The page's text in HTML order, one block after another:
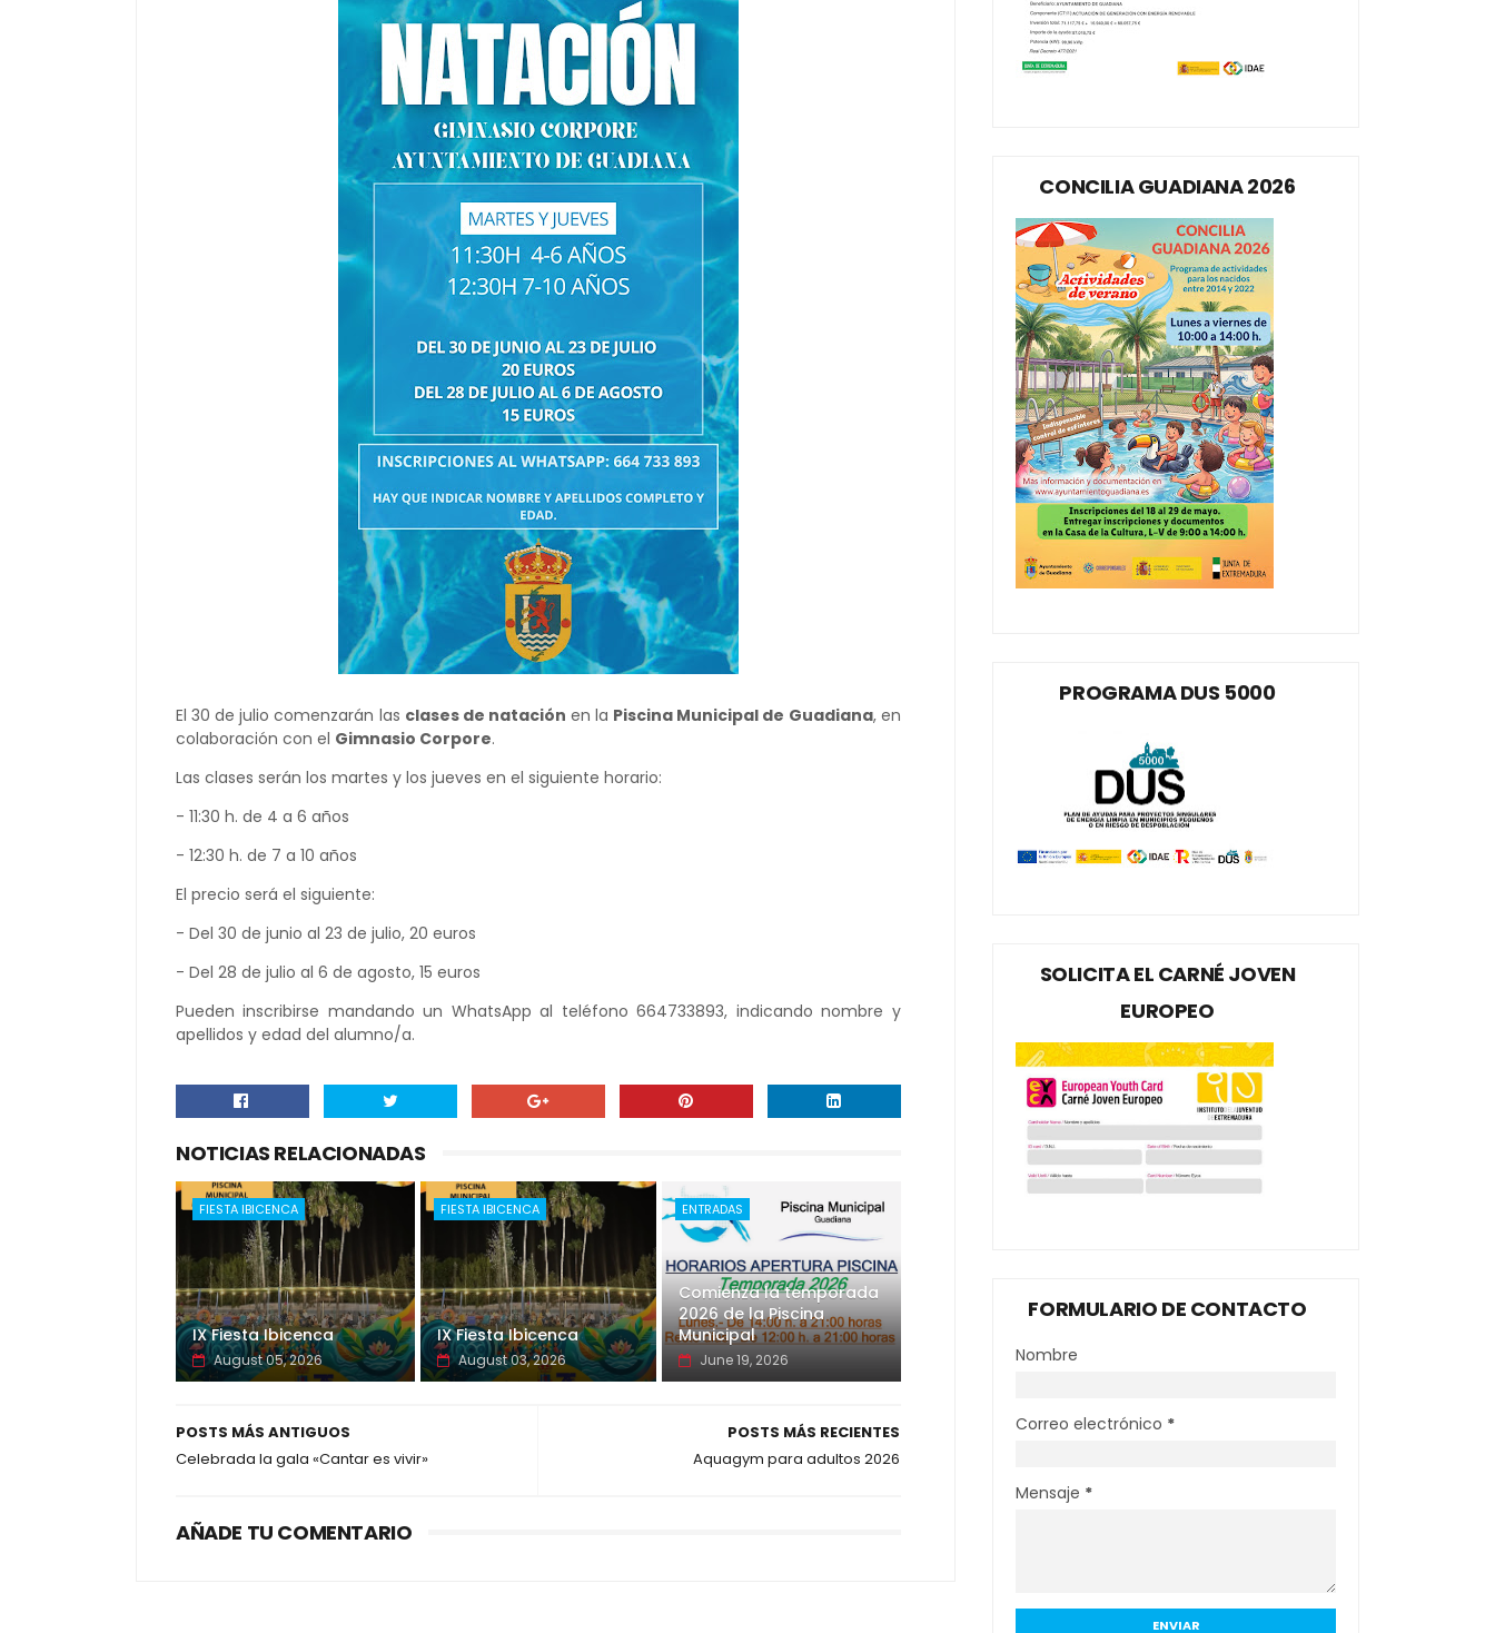
El 30 de julio comenzarán las clases de natación en la Piscina Municipal de Guadiana, en
colaboración con el Gimnasio Corpore.
Las clases serán los martes y los jueves en el siguiente horario:
- 11:30 h. de 4 a 6 años
- 12:30 h. de 7 a 10 años
El precio será el siguiente:
- Del 30 de junio al 23 de julio, 20 euros
- Del 28 de julio al 6 de agosto, 15 euros
Pueden inscribirse mandando un WhatsApp al teléfono 664733893, indicando nombre y
apellidos y edad del alumno/a.
NOTICIAS RELACIONADAS
FIESTA IBICENCA
IX Fiesta Ibicenca
August 05, 2026
FIESTA IBICENCA
IX Fiesta Ibicenca
August 03, 2026
ENTRADAS
Comienza la temporada
2026 de la Piscina
Municipal
June 19, 2026
POSTS MÁS RECIENTES
Aquagym para adultos 2026
POSTS MÁS ANTIGUOS
Celebrada la gala «Cantar es vivir»
AÑADE TU COMENTARIO
CONCILIA GUADIANA 2026
PROGRAMA DUS 5000
SOLICITA EL CARNÉ JOVEN
EUROPEO
FORMULARIO DE CONTACTO
Nombre
Correo electrónico *
Mensaje *